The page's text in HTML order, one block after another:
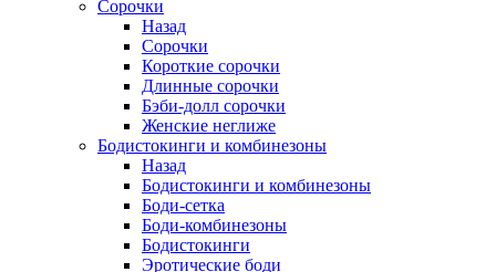
Сорочки
Назад
Сорочки
Короткие сорочки
Длинные сорочки
Бэби-долл сорочки
Женские неглиже
Бодистокинги и комбинезоны
Назад
Бодистокинги и комбинезоны
Боди-сетка
Боди-комбинезоны
Бодистокинги
Эротические боди